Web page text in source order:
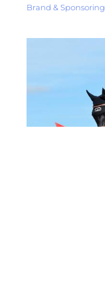
Brand & Sponsoring